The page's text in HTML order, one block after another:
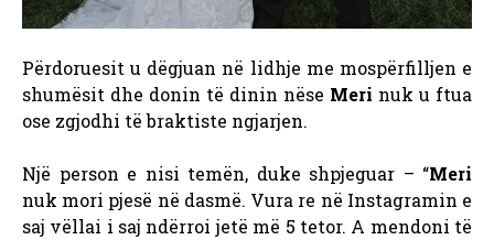
Përdoruesit u dëgjuan në lidhje me mospërfilljen e
shumësit dhe donin të dinin nëse Meri nuk u ftua
ose zgjodhi të braktiste ngjarjen.
Një person e nisi temën, duke shpjeguar – “Meri
nuk mori pjesë në dasmë. Vura re në Instagramin e
saj vëllai i saj ndërroi jetë më 5 tetor. A mendoni të